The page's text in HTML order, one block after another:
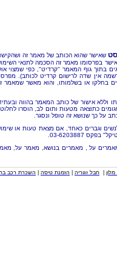
שאישר שהוא הכותב של מאמר זה
בפרסומו מאמר זה הסכמה לתנאי
בתוך גוף המאמר "קרדיט", כפי שמצוי
אין שדה לרישום קרדיט לכותב).
בחלקו או בשלמותו, והוא מאשר שמאמר
וללא אישור של כותב המאמר בהווה
כתוצאה מטעות ותום לב, הוסרו
על כך שנושא זה טופל ונסגר.
וגברים כאחד, אם מצאת טעות או
03-6203887.
מאמרים על , מאמרים בנושא, מאמר על,
חבל זגוריה הזמנת טיסה השכרת רכב